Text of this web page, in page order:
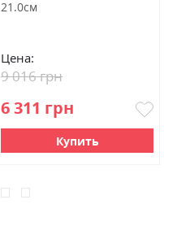
21.0см
Цена:
6 311 грн
9 016 грн
Купить